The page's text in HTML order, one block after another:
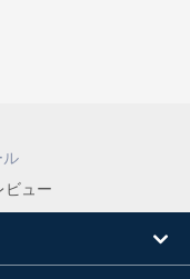
ル
ビュー